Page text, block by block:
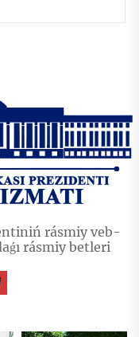
rásmiy veb-
rásmiy betleri